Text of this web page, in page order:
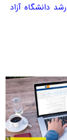
دانشگاه آزاد